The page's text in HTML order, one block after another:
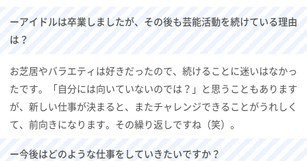
ーアイドルは卒業しましたが、その後も芸能活動を続けている理由
は？
お芝居やバラエティは好きだったので、続けることに迷いはなかっ
たです。「自分には向いていないのでは？」と思うこともあります
が、新しい仕事が決まると、またチャレンジできることがうれしく
て、前向きになります。その繰り返しですね（笑）。
ー今後はどのような仕事をしていきたいですか？